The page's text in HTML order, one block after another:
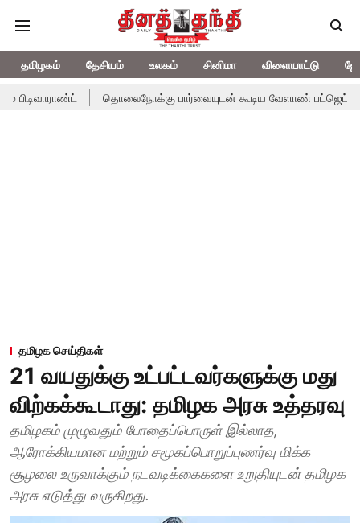
தமிழகம் தேசியம் உலகம் சினிமா விளையாட்டு
தொலைநோக்கு பார்வையுடன் கூடிய வேளாண் பட்ஜெட்:
தமிழக செய்திகள்
21 வயதுக்கு உட்பட்டவர்களுக்கு மது
விற்கக்கூடாது: தமிழக அரசு உத்தரவு
தமிழகம் முழுவதும் போதைப்பொருள் இல்லாத,
ஆரோக்கியமான மற்றும் சமூகப்பொறுப்புணர்வு மிக்க
சூழலை உருவாக்கும் நடவடிக்கைகளை உறுதியுடன் தமிழக
அரசு எடுத்து வருகிறது.